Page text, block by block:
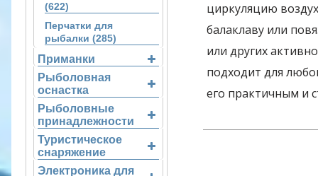
(622)
Перчатки для
рыбалки (285)
Приманки
Рыболовная
оснастка
Рыболовные
принадлежности
Туристическое
снаряжение
Электроника для
циркуляцию
балаклаву или
или других
подходит для
его практичным и